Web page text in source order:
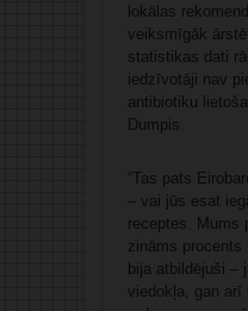
lokālas
veiksmīgāk
statistikas dati
iedzīvotāji nav
antibiotiku
Dumpis.
“Tas pats
– vai jūs esat
receptes. Mums
zināms
bija atbildējuši –
viedokļa, gan arī